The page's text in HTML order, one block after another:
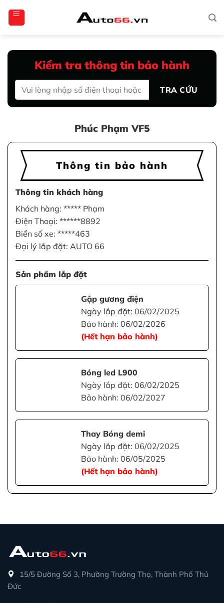
qua
Kiểm tra thông tin bảo hành
TRA CỨU
Phúc Phạm VF5
Thông tin bảo hành
Thông tin khách hàng
Khách hàng: ***** Phạm
Điện Thoại: ******8892
Biển số xe: *****463
Đại lý lắp đặt: AUTO 66
Sản phẩm lắp đặt
Gập gương điện
Ngày lắp đặt: 06/02/2025
Bảo hành: 06/02/2026
(Hết hạn bảo hành)
Bóng led L900
Ngày lắp đặt: 06/02/2025
Bảo hành: 06/02/2027
Thay Bóng demi
Ngày lắp đặt: 06/02/2025
Bảo hành: 06/05/2025
(Hết hạn bảo hành)
15/5 Đường Số 3, Phường Trường Thọ, Thành Phố Thủ
Đức